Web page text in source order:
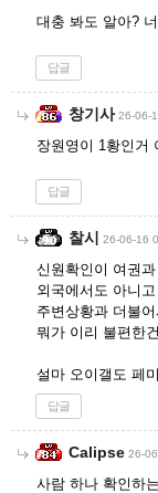
대충 봐도 알아?
답글
창기사 26-06-
장원영이 1황인거
답글
찰시 26-06-16
신원확인이 여권
외국에서도 아니
주변상황과 더불
뭐가 이리 불편한
설마 오이갤도 페
답글
Calipse 26-
사람 하나 확인하